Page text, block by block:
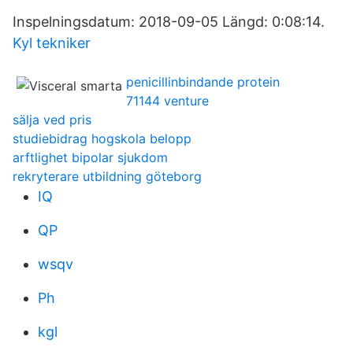
Inspelningsdatum: 2018-09-05 Längd: 0:08:14.
Kyl tekniker
penicillinbindande protein
71144 venture
sälja ved pris
studiebidrag hogskola belopp
arftlighet bipolar sjukdom
rekryterare utbildning göteborg
IQ
QP
wsqv
Ph
kgl